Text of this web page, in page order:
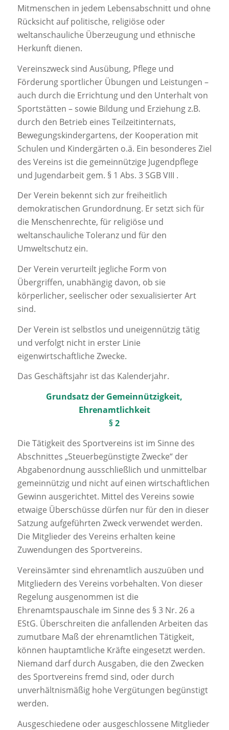
Mitmenschen in jedem Lebensabschnitt und ohne
Rücksicht auf politische, religiöse oder
weltanschauliche Überzeugung und ethnische
Herkunft dienen.
Vereinszweck sind Ausübung, Pflege und
Förderung sportlicher Übungen und Leistungen –
auch durch die Errichtung und den Unterhalt von
Sportstätten – sowie Bildung und Erziehung z.B.
durch den Betrieb eines Teilzeitinternats,
Bewegungskindergartens, der Kooperation mit
Schulen und Kindergärten o.ä. Ein besonderes Ziel
des Vereins ist die gemeinnützige Jugendpflege
und Jugendarbeit gem. § 1 Abs. 3 SGB VIII .
Der Verein bekennt sich zur freiheitlich
demokratischen Grundordnung. Er setzt sich für
die Menschenrechte, für religiöse und
weltanschauliche Toleranz und für den
Umweltschutz ein.
Der Verein verurteilt jegliche Form von
Übergriffen, unabhängig davon, ob sie
körperlicher, seelischer oder sexualisierter Art
sind.
Der Verein ist selbstlos und uneigennützig tätig
und verfolgt nicht in erster Linie
eigenwirtschaftliche Zwecke.
Das Geschäftsjahr ist das Kalenderjahr.
Grundsatz der Gemeinnützigkeit,
Ehrenamtlichkeit
§ 2
Die Tätigkeit des Sportvereins ist im Sinne des
Abschnittes „Steuerbegünstigte Zwecke“ der
Abgabenordnung ausschließlich und unmittelbar
gemeinnützig und nicht auf einen wirtschaftlichen
Gewinn ausgerichtet. Mittel des Vereins sowie
etwaige Überschüsse dürfen nur für den in dieser
Satzung aufgeführten Zweck verwendet werden.
Die Mitglieder des Vereins erhalten keine
Zuwendungen des Sportvereins.
Vereinsämter sind ehrenamtlich auszuüben und
Mitgliedern des Vereins vorbehalten. Von dieser
Regelung ausgenommen ist die
Ehrenamtspauschale im Sinne des § 3 Nr. 26 a
EStG. Überschreiten die anfallenden Arbeiten das
zumutbare Maß der ehrenamtlichen Tätigkeit,
können hauptamtliche Kräfte eingesetzt werden.
Niemand darf durch Ausgaben, die den Zwecken
des Sportvereins fremd sind, oder durch
unverhältnismäßig hohe Vergütungen begünstigt
werden.
Ausgeschiedene oder ausgeschlossene Mitglieder